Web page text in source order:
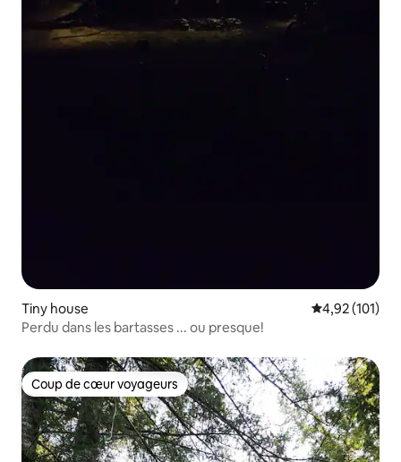
Tiny house Évaluation
4,92 (101)
Perdu dans les bartasses ... ou presque!
Coup de cœur voyageurs
Coup de cœur voyageurs